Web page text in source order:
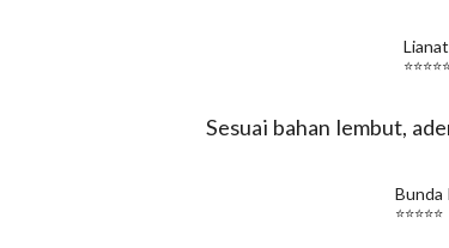
Sesuai bahan lembut,
Bunda
⭐️⭐️⭐️⭐️⭐️